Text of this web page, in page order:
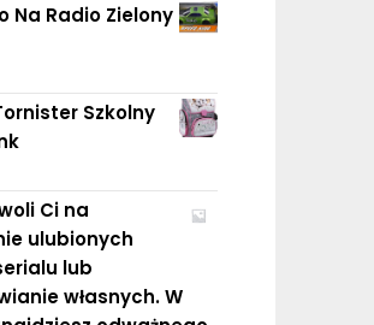
Na Radio Zielony
Szkolny
Ci na
ulubionych
lub
własnych. W